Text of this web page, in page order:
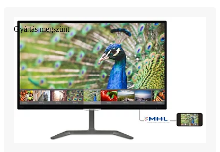
Gyártás megszűnt